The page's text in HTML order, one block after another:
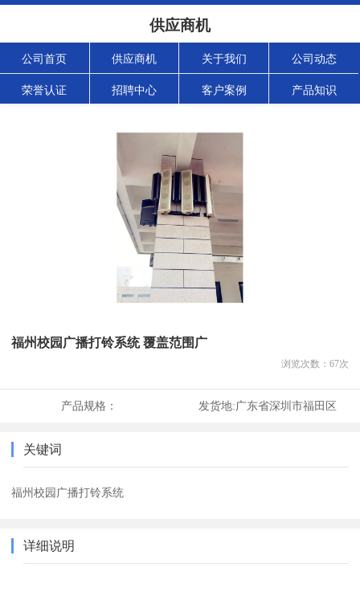
供应商机
公司首页 供应商机 关于我们 公司动态
荣誉认证 招聘中心 客户案例 产品知识
福州校园广播打铃系统 覆盖范围广
浏览次数： 67次
产品规格： 发货地:广东省深圳市福田区
关键词
福州校园广播打铃系统
详细说明